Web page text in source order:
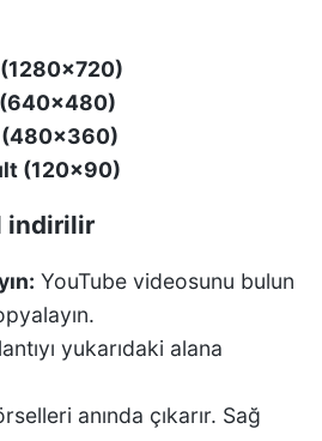
(640x480)
(480x360)
(120x90)
indirilir
YouTube videosunu bulun
yukarıdaki alana
anında çıkarır. Sağ